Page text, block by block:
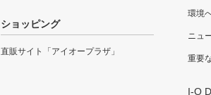
ショッピング
直販サイト「アイオープラザ」
環境
ニュ
重要
I-O